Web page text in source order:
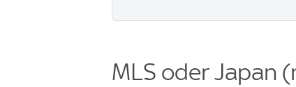
MLS oder Japan